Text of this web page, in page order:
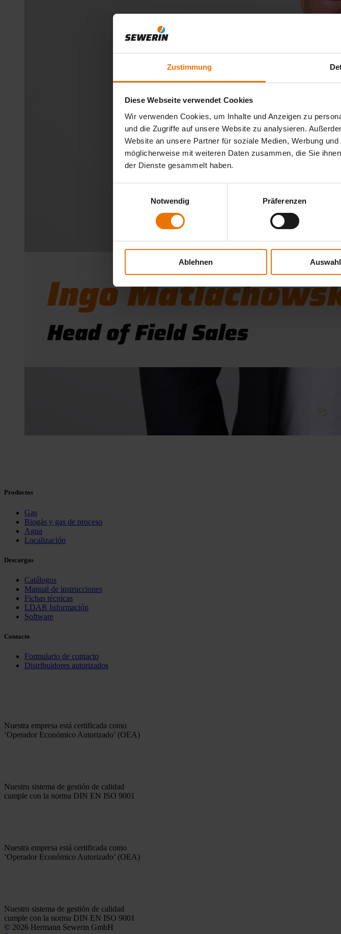
Zustimmung
Diese Webseite verwendet Cookies
Wir verwenden Cookies, um Inhalte und Anzeigen zu
und die Zugriffe auf unsere Website zu analysieren.
Website an unsere Partner für soziale Medien, Werbung
möglicherweise mit weiteren Daten zusammen, die Sie
der Dienste gesammelt haben.
Notwendig
Präferenzen
Ablehnen
Productos
Gas
Biogás y gas de proceso
Agua
Localización
Descargas
Catálogos
Manual de instrucciones
Fichas técnicas
LDAR Información
Software
Contacto
Formulario de contacto
Distribuidores autorizados
Nuestra empresa está certificada como
‘Operador Económico Autorizado’ (OEA)
Nuestro sistema de gestión de calidad
cumple con la norma DIN EN ISO 9001
Nuestra empresa está certificada como
‘Operador Económico Autorizado’ (OEA)
Nuestro sistema de gestión de calidad
cumple con la norma DIN EN ISO 9001
© 2026 Hermann Sewerin GmbH